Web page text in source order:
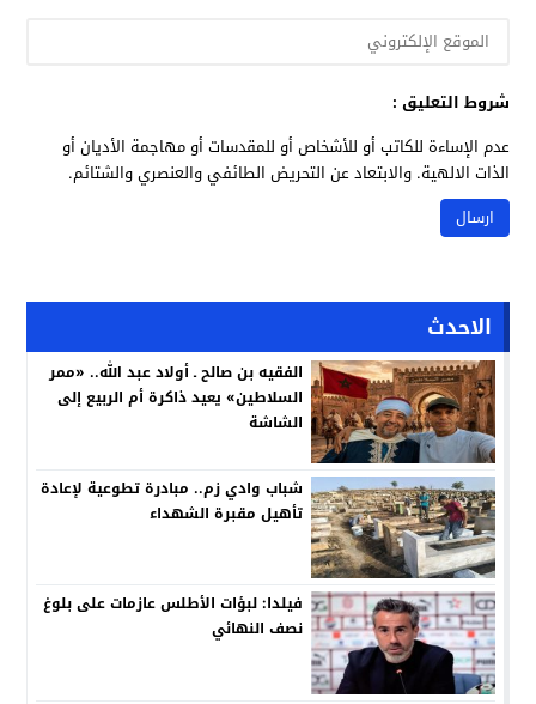
شروط التعليق :
عدم الإساءة للكاتب أو للأشخاص أو للمقدسات أو مهاجمة الأديان أو
الذات الالهية. والابتعاد عن التحريض الطائفي والعنصري والشتائم.
الاحدث
الفقيه بن صالح ـ أولاد عبد الله.. «ممر
السلاطين» يعيد ذاكرة أم الربيع إلى
الشاشة
شباب وادي زم.. مبادرة تطوعية لإعادة
تأهيل مقبرة الشهداء
فيلدا: لبؤات الأطلس عازمات على بلوغ
نصف النهائي